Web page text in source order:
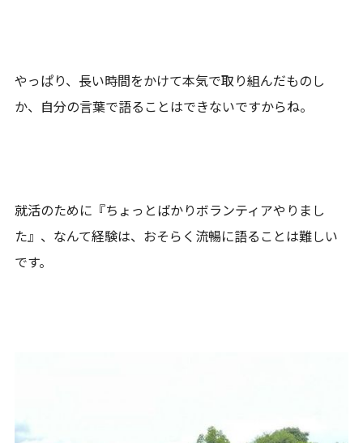
やっぱり、長い時間をかけて本気で取り組んだものし
か、自分の言葉で語ることはできないですからね。
就活のために『ちょっとばかりボランティアやりまし
た』、なんて経験は、おそらく流暢に語ることは難しい
です。